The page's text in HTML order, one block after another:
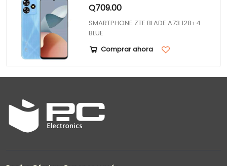
Q709.00
SMARTPHONE ZTE BLADE A73 128+4
BLUE
Comprar ahora